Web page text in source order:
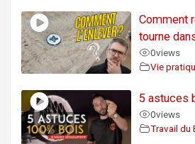
Comment
tourne
0views
Vie
5 astuces
0views
Travail du